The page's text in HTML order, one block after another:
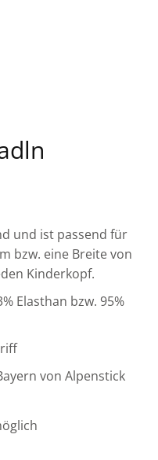
und ist passend für
bzw. eine Breite von
Kinderkopf.
Elasthan bzw. 95%
von Alpenstick